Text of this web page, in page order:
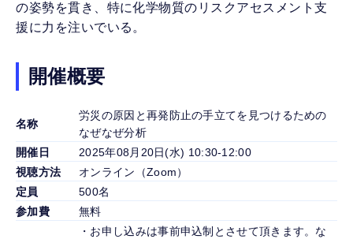
の姿勢を貫き、特に化学物質のリスクアセスメント支
援に力を注いでいる。
開催概要
名称
労災の原因と再発防止の手立てを見つけるための
なぜなぜ分析
開催日
2025年08月20日(水) 10:30-12:00
視聴方法
オンライン（Zoom）
定員
500名
参加費
無料
・お申し込みは事前申込制とさせて頂きます。な